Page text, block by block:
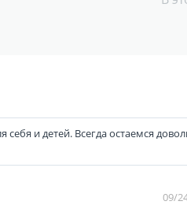
себя и детей. Всегда остаемся
09/